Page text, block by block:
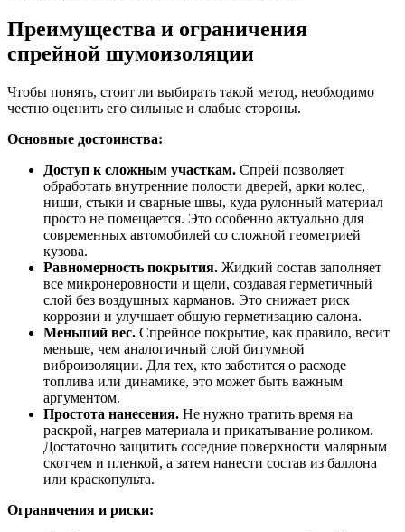
Преимущества и ограничения
спрейной шумоизоляции
Чтобы понять, стоит ли выбирать такой метод, необходимо
честно оценить его сильные и слабые стороны.
Основные достоинства:
Доступ к сложным участкам. Спрей позволяет
обработать внутренние полости дверей, арки колес,
ниши, стыки и сварные швы, куда рулонный материал
просто не помещается. Это особенно актуально для
современных автомобилей со сложной геометрией
кузова.
Равномерность покрытия. Жидкий состав заполняет
все микронеровности и щели, создавая герметичный
слой без воздушных карманов. Это снижает риск
коррозии и улучшает общую герметизацию салона.
Меньший вес. Спрейное покрытие, как правило, весит
меньше, чем аналогичный слой битумной
виброизоляции. Для тех, кто заботится о расходе
топлива или динамике, это может быть важным
аргументом.
Простота нанесения. Не нужно тратить время на
раскрой, нагрев материала и прикатывание роликом.
Достаточно защитить соседние поверхности малярным
скотчем и пленкой, а затем нанести состав из баллона
или краскопульта.
Ограничения и риски: